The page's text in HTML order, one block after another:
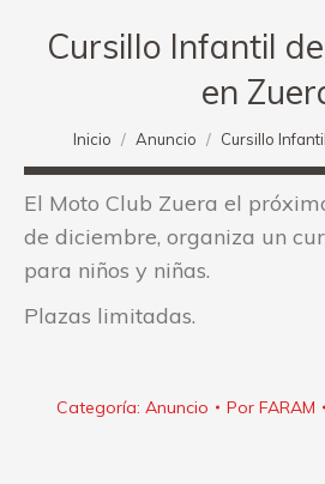
Cursillo Infantil
en
Estás aquí:
Inicio Anuncio Cursillo
El Moto Club Zuera el
de diciembre, organiza un
para niños y niñas.
Plazas limitadas.
Categoría: Anuncio Por FARAM